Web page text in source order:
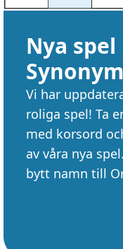
Nya spel
Vi har
roliga spel! Ta
med korsord
av våra nya
bytt namn till